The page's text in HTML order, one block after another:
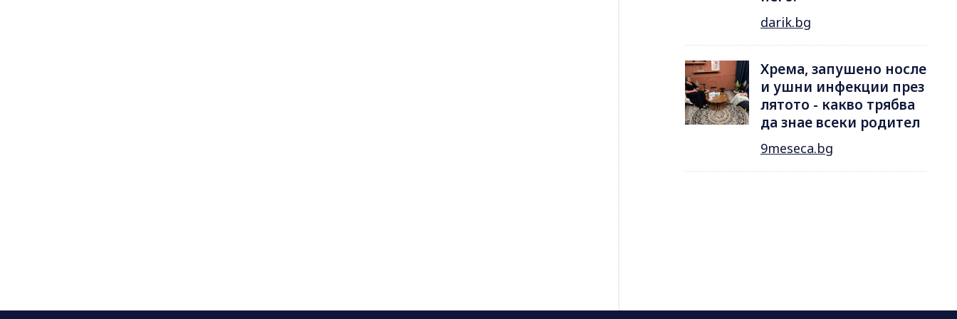
darik.bg
Хрема, запушено носле
и ушни инфекции през
лятотo - какво трябва
да знае всеки родител
9meseca.bg